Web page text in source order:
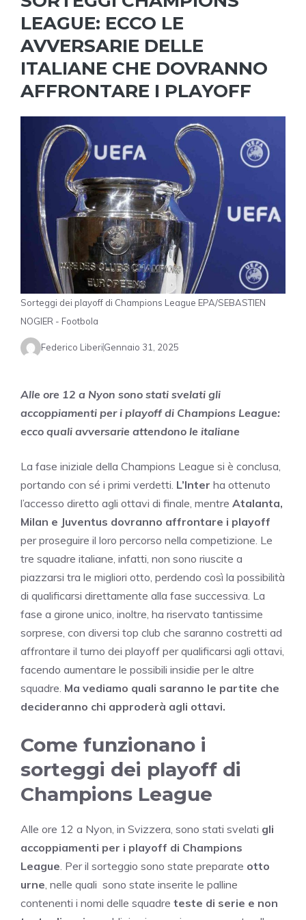
LEAGUE: ECCO LE
AVVERSARIE DELLE
ITALIANE CHE DOVRANNO
AFFRONTARE I PLAYOFF
Sorteggi dei playoff di Champions League EPA/SEBASTIEN
NOGIER - Footbola
Federico LiberiGennaio 31, 2025
Alle ore 12 a Nyon sono stati svelati gli
accoppiamenti per i playoff di Champions League:
ecco quali avversarie attendono le italiane
La fase iniziale della Champions League si è conclusa,
portando con sé i primi verdetti. L’Inter ha ottenuto
l’accesso diretto agli ottavi di finale, mentre Atalanta,
Milan e Juventus dovranno affrontare i playoff
per proseguire il loro percorso nella competizione. Le
tre squadre italiane, infatti, non sono riuscite a
piazzarsi tra le migliori otto, perdendo così la possibilità
di qualificarsi direttamente alla fase successiva. La
fase a girone unico, inoltre, ha riservato tantissime
sorprese, con diversi top club che saranno costretti ad
affrontare il turno dei playoff per qualificarsi agli ottavi,
facendo aumentare le possibili insidie per le altre
squadre. Ma vediamo quali saranno le partite che
decideranno chi approderà agli ottavi.
Come funzionano i
sorteggi dei playoff di
Champions League
Alle ore 12 a Nyon, in Svizzera, sono stati svelati gli
accoppiamenti per i playoff di Champions
League . Per il sorteggio sono state preparate otto
urne , nelle quali sono state inserite le palline
contenenti i nomi delle squadre teste di serie e non